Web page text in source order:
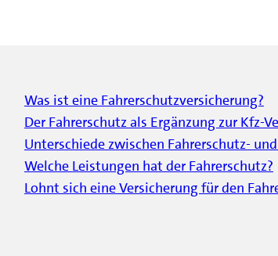
Was ist eine Fahrerschutzversicherung?
Der Fahrerschutz als Ergänzung zur Kfz-
Unterschiede zwischen Fahrerschutz-
Welche Leistungen hat der Fahrerschutz?
Lohnt sich eine Versicherung für den